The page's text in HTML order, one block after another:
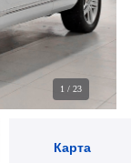
1 / 23
Карта